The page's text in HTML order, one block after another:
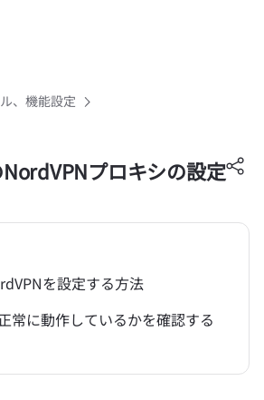
プ
、機能設定
プロキシの設定
を設定する方法
常に動作しているかを確認する